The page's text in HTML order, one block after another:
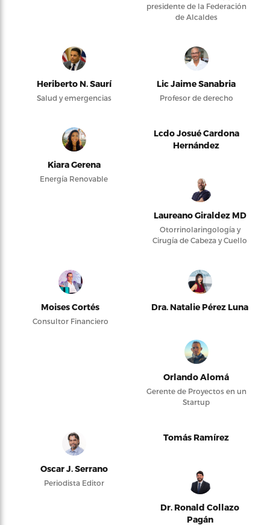
presidente de la Federación
de Alcaldes
Heriberto N. Saurí
Salud y emergencias
Lic Jaime Sanabria
Profesor de derecho
Kiara Gerena
Energía Renovable
Lcdo Josué Cardona
Hernández
Laureano Giraldez MD
Otorrinolaringología y
Cirugía de Cabeza y Cuello
Moises Cortés
Consultor Financiero
Dra. Natalie Pérez Luna
Orlando Alomá
Gerente de Proyectos en un
Startup
Oscar J. Serrano
Periodista Editor
Tomás Ramírez
Dr. Ronald Collazo
Pagán